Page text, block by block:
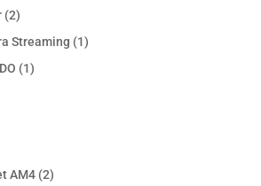
22
productos
Streaming 11
11
AM4 22